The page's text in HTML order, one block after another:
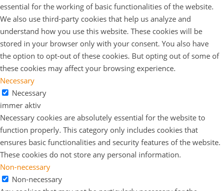
essential for the working of basic functionalities of the website.
We also use third-party cookies that help us analyze and
understand how you use this website. These cookies will be
stored in your browser only with your consent. You also have
the option to opt-out of these cookies. But opting out of some of
these cookies may affect your browsing experience.
Necessary
Necessary
immer aktiv
Necessary cookies are absolutely essential for the website to
function properly. This category only includes cookies that
ensures basic functionalities and security features of the website.
These cookies do not store any personal information.
Non-necessary
Non-necessary